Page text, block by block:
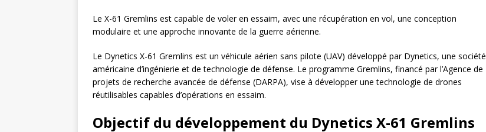
Le X-61 Gremlins est capable de voler en essaim, avec une récupération en vol, une conception
modulaire et une approche innovante de la guerre aérienne.
Le Dynetics X-61 Gremlins est un véhicule aérien sans pilote (UAV) développé par Dynetics, une société
américaine d’ingénierie et de technologie de défense. Le programme Gremlins, financé par l’Agence de
projets de recherche avancée de défense (DARPA), vise à développer une technologie de drones
réutilisables capables d’opérations en essaim.
Objectif du développement du Dynetics X-61 Gremlins